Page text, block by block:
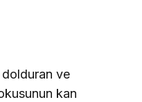
dolduran ve
kan